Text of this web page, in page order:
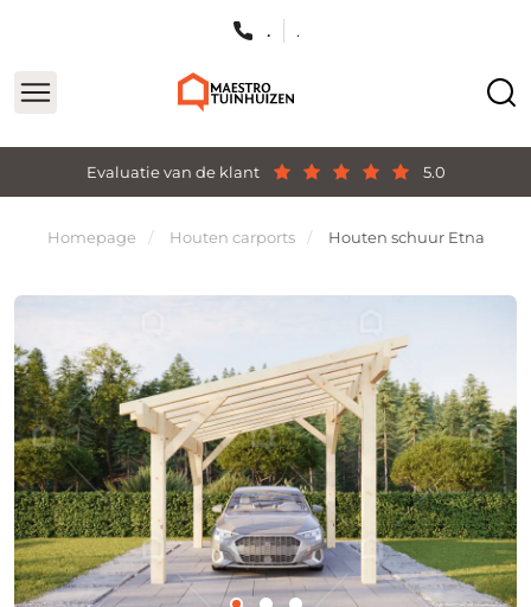
Evaluatie van de klant 5.0
. .
Homepage Houten carports Houten schuur Etna